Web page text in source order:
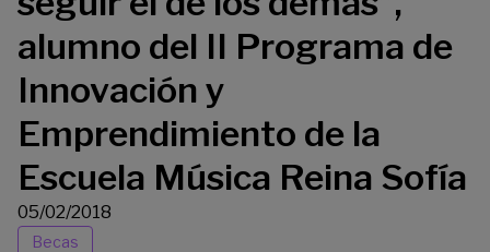
alumno del II Programa de
Innovación y
Emprendimiento de la
Escuela Música Reina Sofía
05/02/2018
Becas